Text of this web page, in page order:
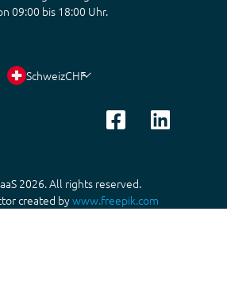
09:00 bis 18:00 Uhr.
SchweizCHF
2026. All rights reserved.
created bywww.freepik.com